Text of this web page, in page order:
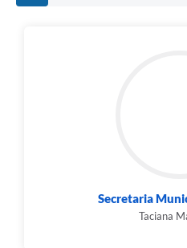
Secretaria
Taciana